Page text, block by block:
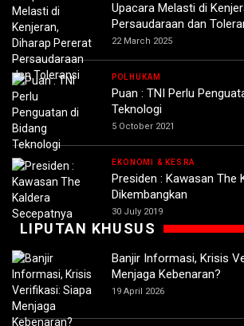
Upacara Melasti di
Persaudaraan dan
22 March 2025
POLHUKAM
Puan : TNI Perlu
Teknologi
5 October 2021
EKONOMI & KESRA
Presiden : Kawasan The
Dikembangkan
30 July 2019
LIPUTAN KHUSUS
Banjir Informasi, Krisis
Menjaga Kebenaran?
19 April 2026